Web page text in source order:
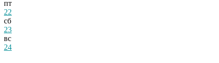
пт
22
сб
23
вс
24